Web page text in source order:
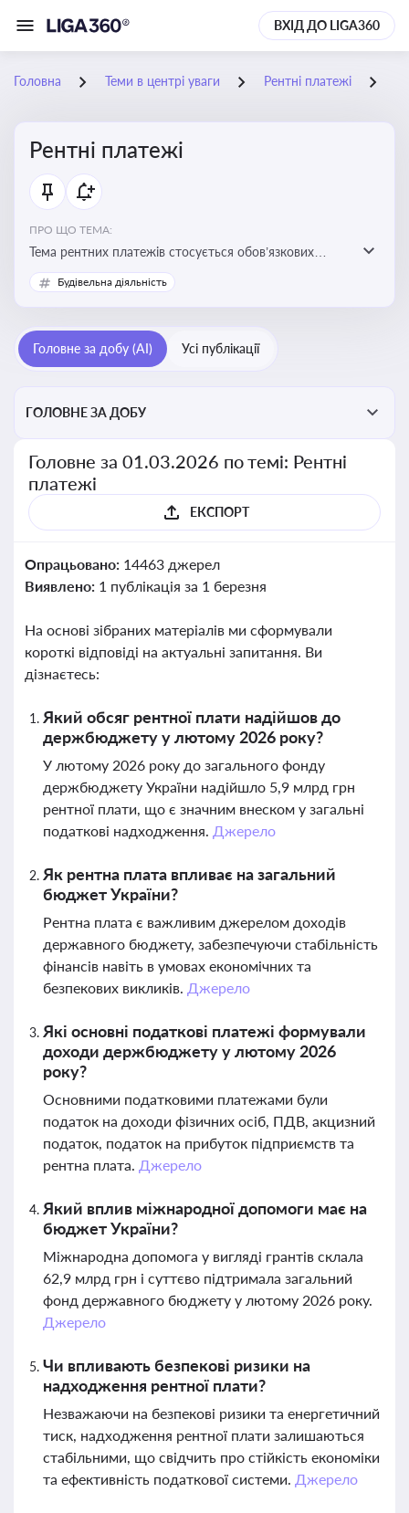
ВХІД ДО LIGA360
Головна Теми в центрі уваги Рентні платежі
Рентні платежі
ПРО ЩО ТЕМА:
Тема рентних платежів стосується обов’язкових
податкових зборів, які сплачуються за користування
природними ресурсами — надрами, водою, лісами
Будівельна діяльність
Головне за добу (AI) Усі публікації
ГОЛОВНЕ ЗА ДОБУ
Головне за 01.03.2026 по темі: Рентні
платежі
ЕКСПОРТ
Опрацьовано: 14463 джерел
Виявлено: 1 публікація за 1 березня
На основі зібраних матеріалів ми сформували
короткі відповіді на актуальні запитання. Ви
дізнаєтесь:
Який обсяг рентної плати надійшов до
держбюджету у лютому 2026 року?
У лютому 2026 року до загального фонду
держбюджету України надійшло 5,9 млрд грн
рентної плати, що є значним внеском у загальні
податкові надходження. Джерело
Як рентна плата впливає на загальний
бюджет України?
Рентна плата є важливим джерелом доходів
державного бюджету, забезпечуючи стабільність
фінансів навіть в умовах економічних та
безпекових викликів. Джерело
Які основні податкові платежі формували
доходи держбюджету у лютому 2026
року?
Основними податковими платежами були
податок на доходи фізичних осіб, ПДВ, акцизний
податок, податок на прибуток підприємств та
рентна плата. Джерело
Який вплив міжнародної допомоги має на
бюджет України?
Міжнародна допомога у вигляді грантів склала
62,9 млрд грн і суттєво підтримала загальний
фонд державного бюджету у лютому 2026 року.
Джерело
Чи впливають безпекові ризики на
надходження рентної плати?
Незважаючи на безпекові ризики та енергетичний
тиск, надходження рентної плати залишаються
стабільними, що свідчить про стійкість економіки
та ефективність податкової системи. Джерело